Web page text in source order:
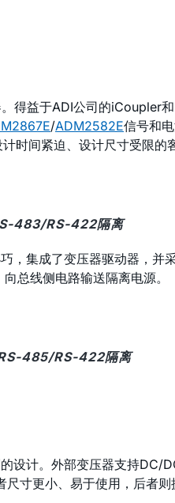
得益于ADI公司的iCoupler和
/ADM2582E信号和
间紧迫、设计尺寸受限的
483/RS-422隔离
巧，集成了变压器驱动器，
总线侧电路输送隔离电源。
485/RS-422隔离
设计。外部变压器支持
寸更小、易于使用，后者则